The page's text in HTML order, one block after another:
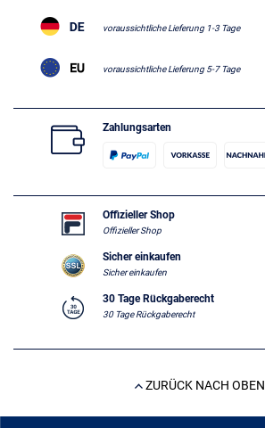
voraussichtliche Lieferung 1-3 Tage
voraussichtliche Lieferung 5-7 Tage
Zahlungsarten
Offizieller Shop
Offizieller Shop
Sicher einkaufen
Sicher einkaufen
30 Tage Rückgaberecht
30 Tage Rückgaberecht
ZURÜCK NACH OBEN